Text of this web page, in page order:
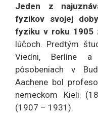
Jeden z
fyzikov svojej
fyziku v roku 1905
lúčoch. Predtým
Viedni, Berlíne a
pôsobeniach v
Aachene bol
nemeckom Kieli
(1907 – 1931).